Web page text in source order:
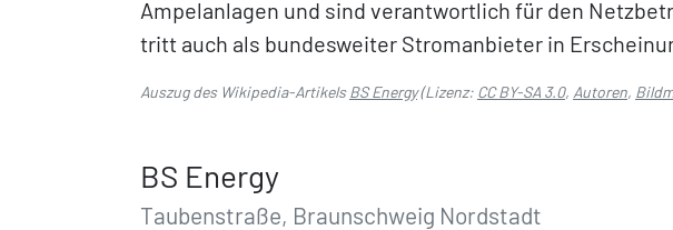
Ampelanlagen und sind verantwortlich für den
tritt auch als bundesweiter Stromanbieter in
Auszug des Wikipedia-ArtikelsBS Energy(Lizenz: CC BY-SA 3.0, Autoren,
BS Energy
Taubenstraße, Braunschweig Nordstadt